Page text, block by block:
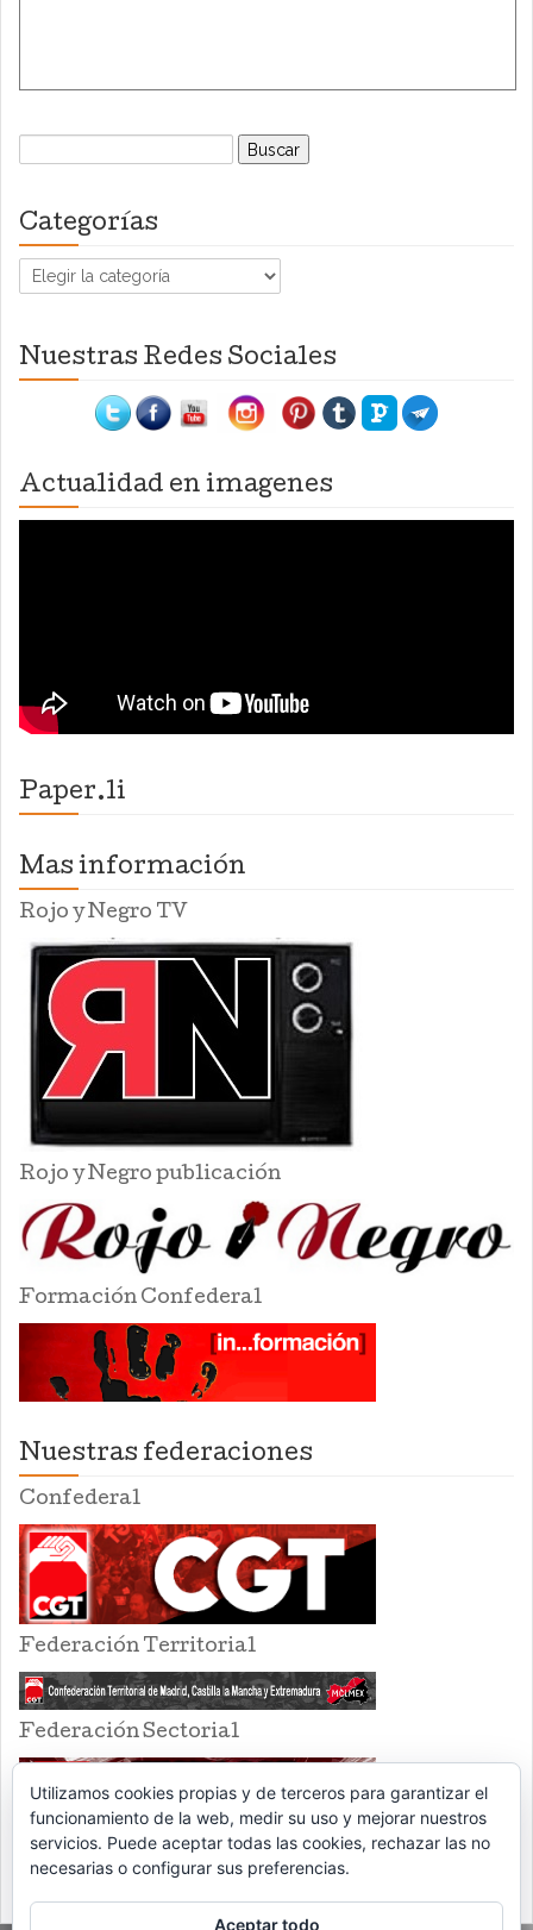
Buscar:
Categorías
Categorías
Nuestras Redes Sociales
Actualidad en imagenes
Paper.li
Mas información
Rojo y Negro TV
Rojo y Negro publicación
Formación Confederal
Nuestras federaciones
Confederal
Federación Territorial
Federación Sectorial
Utilizamos cookies propias y de terceros para garantizar el
funcionamiento de la web, medir su uso y mejorar nuestros
servicios. Puede aceptar todas las cookies, rechazar las no
necesarias o configurar sus preferencias.
Aceptar todo